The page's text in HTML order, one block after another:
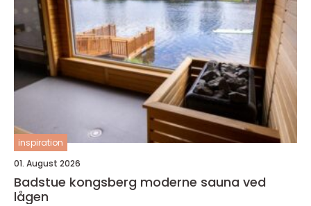
inspiration
01. August 2026
Badstue kongsberg moderne sauna ved
lågen